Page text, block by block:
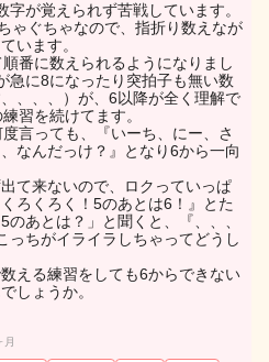
が覚えられず苦戦しています。
ゃぐちゃなので、指折り数えなが
います。
番に数えられるようになりまし
急に8になったり突拍子も無い数
、、、）が、6以降が全く理解で
習を続けてます。
度言っても、『いーち、にー、さ
なんだっけ？』となり6から一向
て来ないので、ロクっていっぱ
ろくろく！5のあとは6！』とた
のあとは？」と聞くと、『、、、
っちがイライラしちゃってどうし
える練習をしても6からできない
しょうか。
月